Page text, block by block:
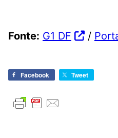
Fonte: G1 DF /
Facebook Tweet